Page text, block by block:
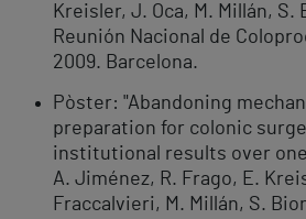
Kreisler, J. Oca, M. Millán, S.
Reunión Nacional de
2009. Barcelona.
Pòster: "Abandoning
preparation for colonic
institutional results over one
A. Jiménez, R. Frago, E.
Fraccalvieri, M. Millán, S.